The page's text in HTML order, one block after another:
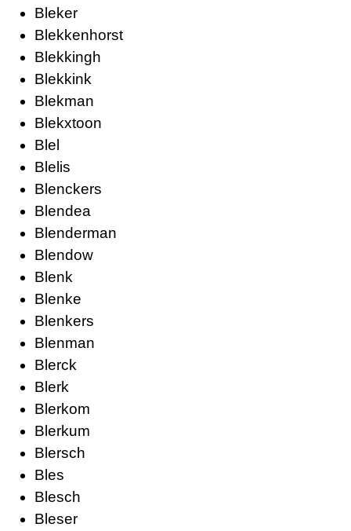
Bleker
Blekkenhorst
Blekkingh
Blekkink
Blekman
Blekxtoon
Blel
Blelis
Blenckers
Blendea
Blenderman
Blendow
Blenk
Blenke
Blenkers
Blenman
Blerck
Blerk
Blerkom
Blerkum
Blersch
Bles
Blesch
Bleser